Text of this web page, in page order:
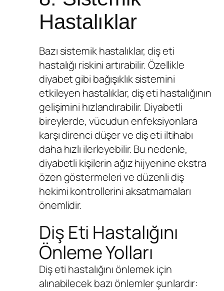
Hastalıklar
Bazı sistemik hastalıklar, diş eti
hastalığı riskini artırabilir. Özellikle
diyabet gibi bağışıklık sistemini
etkileyen hastalıklar, diş eti hastalığının
gelişimini hızlandırabilir. Diyabetli
bireylerde, vücudun enfeksiyonlara
karşı direnci düşer ve diş eti iltihabı
daha hızlı ilerleyebilir. Bu nedenle,
diyabetli kişilerin ağız hijyenine ekstra
özen göstermeleri ve düzenli diş
hekimi kontrollerini aksatmamaları
önemlidir.
Diş Eti Hastalığını
Önleme Yolları
Diş eti hastalığını önlemek için
alınabilecek bazı önlemler şunlardır: